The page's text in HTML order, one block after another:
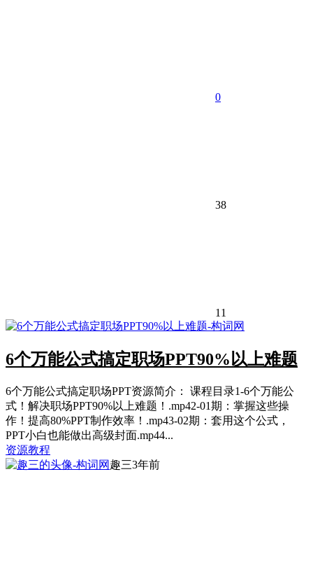
0
38
11
6个万能公式搞定职场PPT90%以上难题
6个万能公式搞定职场PPT资源简介： 课程目录1-6个万能公
式！解决职场PPT90%以上难题！.mp42-01期：掌握这些操
作！提高80%PPT制作效率！.mp43-02期：套用这个公式，
PPT小白也能做出高级封面.mp44...
资源教程
趣三3年前